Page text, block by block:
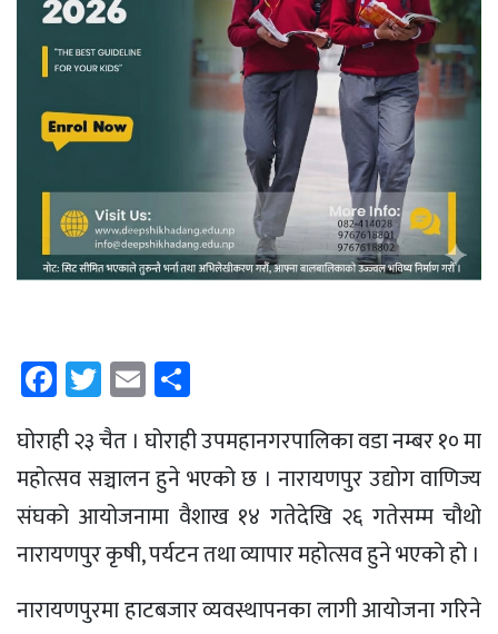
Facebook
Twitter
Email
घोराही २३ चैत । घोराही उपमहानगरपालिका वडा नम्बर १० मा
महोत्सव सञ्चालन हुने भएको छ । नारायणपुर उद्योग वाणिज्य
संघको आयोजनामा वैशाख १४ गतेदेखि २६ गतेसम्म चौथो
नारायणपुर कृषी, पर्यटन तथा व्यापार महोत्सव हुने भएको हो ।
नारायणपुरमा हाटबजार व्यवस्थापनका लागी आयोजना गरिने